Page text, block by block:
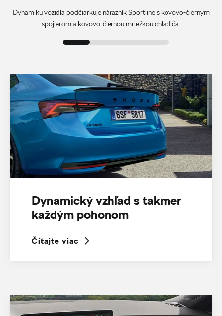
Dynamiku vozidla podčiarkuje nárazník Sportline s kovovo-čiernym
spojlerom a kovovo-čiernou mriežkou chladiča.
Dynamický vzhľad s takmer
každým pohonom
Čítajte viac